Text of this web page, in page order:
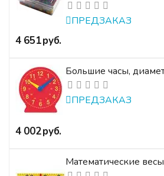
ПРЕДЗАКАЗ
‍4 651‍руб.
Большие часы,
ПРЕДЗАКАЗ
‍4 002‍руб.
Математические